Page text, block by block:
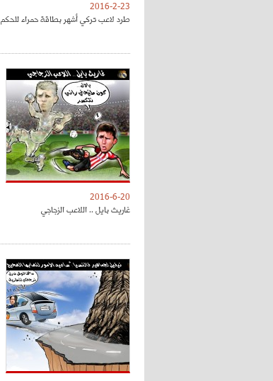
2016-2-23
طرد لاعب تركي أشهر بطاقة حمراء للحكم
2016-6-20
غاريث بايل .. اللاعب الزجاجي